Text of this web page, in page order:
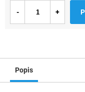
cena:
Popis